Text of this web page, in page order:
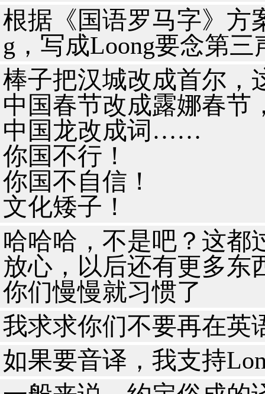
根据《国语罗马字》方
g，写成Loong要念第三
棒子把汉城改成首尔，
中国春节改成露娜春节
中国龙改成词……
你国不行！
你国不自信！
文化矮子！
哈哈哈，不是吧？这都
放心，以后还有更多东
你们慢慢就习惯了
我求求你们不要再在英
如果要音译，我支持